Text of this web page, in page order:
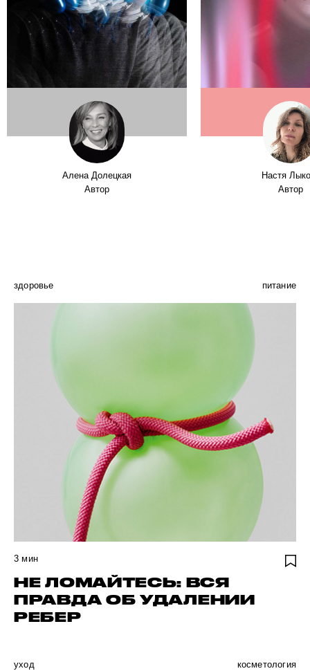
Алена Долецкая
Автор
Настя
Автор
здоровье питание
3 мин
НЕ ЛОМАЙТЕСЬ: ВСЯ
ПРАВДА ОБ УДАЛЕНИИ
РЕБЕР
уход косметология